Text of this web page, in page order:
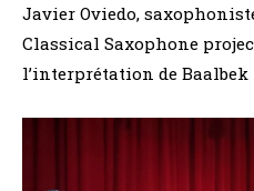
Javier Oviedo,
Classical Saxophone
l’interprétation de Baalbek